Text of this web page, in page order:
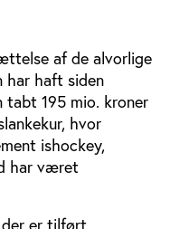
af de alvorlige
har haft siden
tabt 195 mio. kroner
hvor
ishockey,
har været
der er tilført